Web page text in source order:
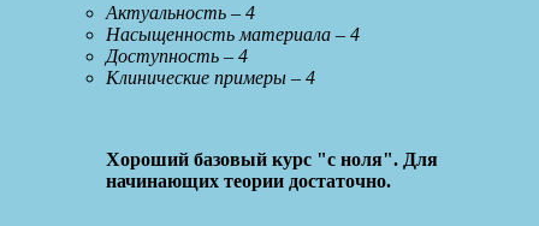
Актуальность – 4
Насыщенность материала – 4
Доступность – 4
Клинические примеры – 4
Хороший базовый курс "с ноля". Для
начинающих теории достаточно.